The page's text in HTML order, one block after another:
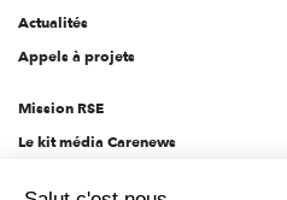
Actualités
Appels à projets
Mission RSE
Le kit média Carenews